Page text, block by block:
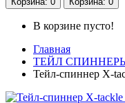
В корзине пусто!
Главная
ТЕЙЛ
Тейл-спиннер X-